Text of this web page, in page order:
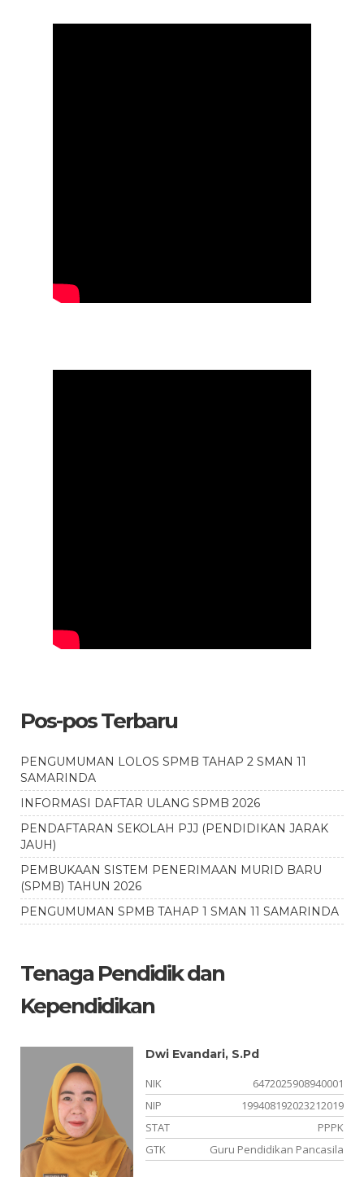
Pos-pos Terbaru
PENGUMUMAN LOLOS SPMB TAHAP 2 SMAN 11
SAMARINDA
INFORMASI DAFTAR ULANG SPMB 2026
PENDAFTARAN SEKOLAH PJJ (PENDIDIKAN JARAK
JAUH)
PEMBUKAAN SISTEM PENERIMAAN MURID BARU
(SPMB) TAHUN 2026
PENGUMUMAN SPMB TAHAP 1 SMAN 11 SAMARINDA
Tenaga Pendidik dan
Kependidikan
Dwi Evandari, S.Pd
NIK
6472025908940001
NIP
199408192023212019
STAT
PPPK
GTK
Guru Pendidikan Pancasila